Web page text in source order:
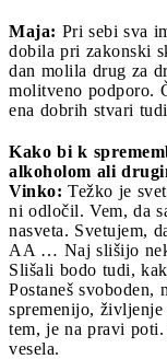
Maja: Pri sebi sva
dobila pri zakonski
dan molila drug za
molitveno podporo.
ena dobrih stvari
Kako bi k
alkoholom ali
Vinko: Težko je
ni odločil. Vem, da
nasveta. Svetujem,
AA … Naj slišijo
Slišali bodo tudi,
Postaneš
spremenijo,
tem, je na pravi
vesela.